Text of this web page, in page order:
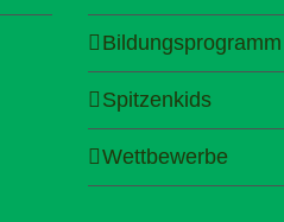
Bildungsprogramm
Spitzenkids
Wettbewerbe